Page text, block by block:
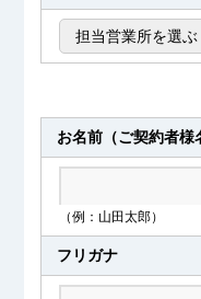
担当営業所を選ぶ
お名前（ご契約者様
（例：山田太郎）
フリガナ